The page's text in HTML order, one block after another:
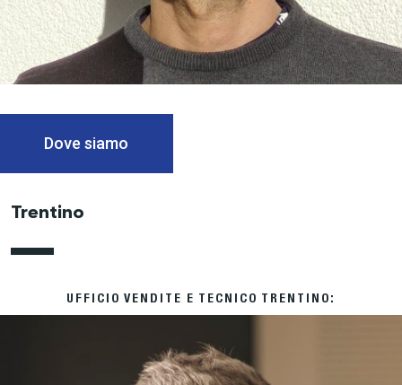
Dove siamo
Trentino
UFFICIO VENDITE E TECNICO TRENTINO: